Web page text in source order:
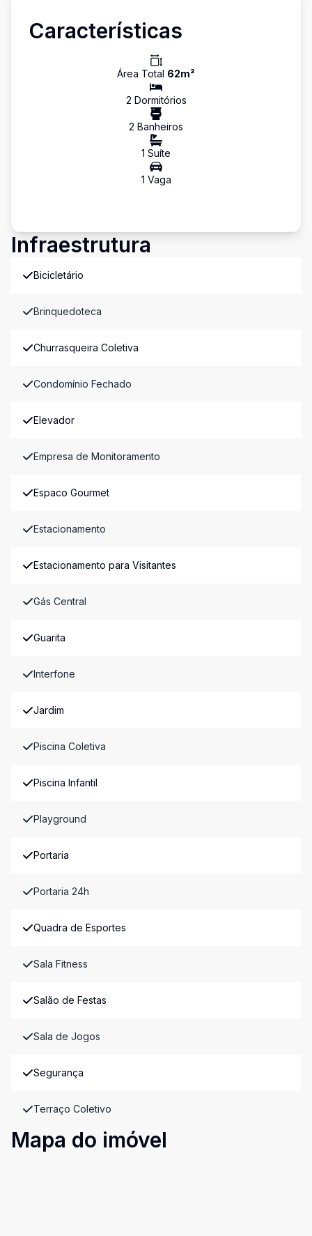
Características
Área Total 62m²
2 Dormitórios
2 Banheiros
1 Suíte
1 Vaga
Infraestrutura
Bicicletário
Brinquedoteca
Churrasqueira Coletiva
Condomínio Fechado
Elevador
Empresa de Monitoramento
Espaco Gourmet
Estacionamento
Estacionamento para Visitantes
Gás Central
Guarita
Interfone
Jardim
Piscina Coletiva
Piscina Infantil
Playground
Portaria
Portaria 24h
Quadra de Esportes
Sala Fitness
Salão de Festas
Sala de Jogos
Segurança
Terraço Coletivo
Mapa do imóvel